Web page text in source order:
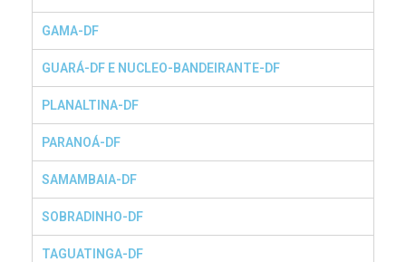
GAMA-DF
GUARÁ-DF E NUCLEO-BANDEIRANTE-DF
PLANALTINA-DF
PARANOÁ-DF
SAMAMBAIA-DF
SOBRADINHO-DF
TAGUATINGA-DF